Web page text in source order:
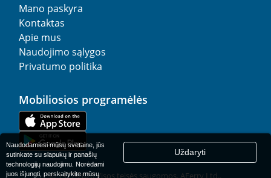
Mano paskyra
Kontaktas
Apie mus
Naudojimo sąlygos
Privatumo politika
Mobiliosios programėlės
© 1977-2026Visos teisės saugomos. AFerry Ltd..
Naudodamiesi mūsų svetaine, jūs
sutinkate su slapukų ir panašių
technologijų naudojimu. Norėdami
juos išjungti, perskaitykite mūsų
Uždaryti